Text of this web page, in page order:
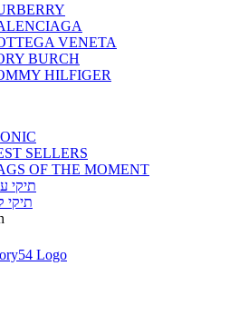
VENETA
BURCH
HILFIGER
SELLERS
OF THE MOMENT
תיקי
תיקי